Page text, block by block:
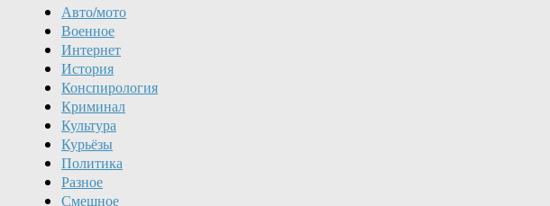
Авто/мото
Военное
Интернет
История
Конспирология
Криминал
Культура
Курьёзы
Политика
Разное
Смешное